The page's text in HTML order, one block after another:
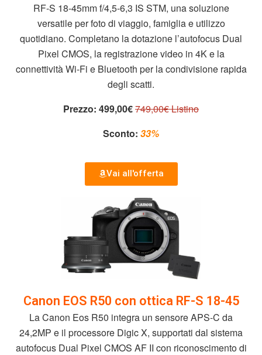
RF-S 18-45mm f/4,5-6,3 IS STM, una soluzione
versatile per foto di viaggio, famiglia e utilizzo
quotidiano. Completano la dotazione l’autofocus Dual
Pixel CMOS, la registrazione video in 4K e la
connettività Wi-Fi e Bluetooth per la condivisione rapida
degli scatti.
Prezzo: 499,00€749,00€ Listino
Sconto: 33%
Vai all'offerta
Canon EOS R50 con ottica RF-S 18-45
La Canon Eos R50 integra un sensore APS-C da
24,2MP e il processore Digic X, supportati dal sistema
autofocus Dual Pixel CMOS AF II con riconoscimento di